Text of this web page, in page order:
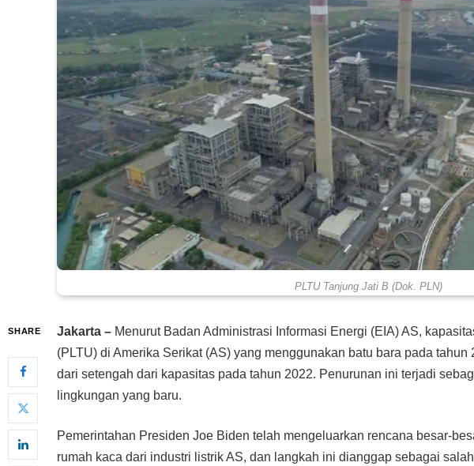
PLTU Tanjung Jati B (Dok. PLN)
SHARE Jakarta – Menurut Badan Administrasi Informasi Energi (EIA) AS,
(PLTU) di Amerika Serikat (AS) yang menggunakan batu bara pada
dari setengah dari kapasitas pada tahun 2022. Penurunan ini terjadi
lingkungan yang baru.
Pemerintahan Presiden Joe Biden telah mengeluarkan rencana besar-
rumah kaca dari industri listrik AS, dan langkah ini dianggap sebagai